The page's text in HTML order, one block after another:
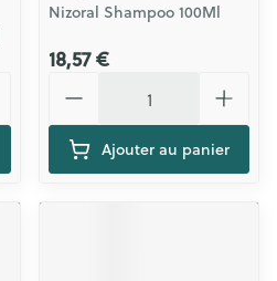
Nizoral Shampoo 100Ml
18,57 €
Ajouter au panier